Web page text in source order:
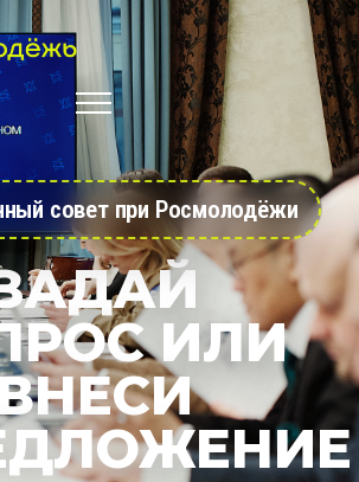
совет при Росмолодёжи
ИЛИ